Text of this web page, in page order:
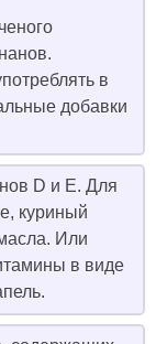
в
добавки
D и E. Для
куриный
Или
в виде